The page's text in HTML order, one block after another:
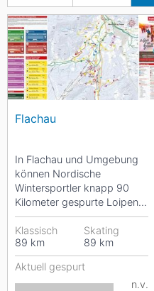
Flachau
In Flachau und Umgebung
können Nordische
Wintersportler knapp 90
Kilometer gespurte Loipen
erkunden. Unter den
vielfältigen Strecken findet...
Klassisch
89 km
Skating
89 km
Aktuell gespurt
n.v.